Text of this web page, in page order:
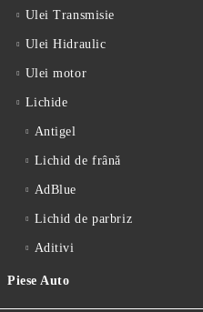
Ulei Transmisie
Ulei Hidraulic
Ulei motor
Lichide
Antigel
Lichid de frânǎ
AdBlue
Lichid de parbriz
Aditivi
Piese Auto